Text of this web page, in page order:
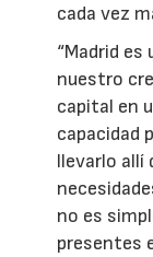
cada vez
“Madrid
nuestro
capital en
capacidad
llevarlo allí
no es
presentes